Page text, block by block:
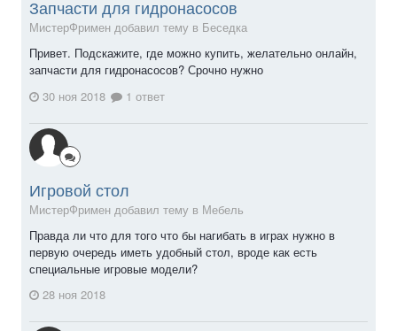
Запчасти для гидронасосов
МистерФримен добавил тему в Беседка
Привет. Подскажите, где можно купить, желательно онлайн,
запчасти для гидронасосов? Срочно нужно
30 ноя 2018
1 ответ
Игровой стол
МистерФримен добавил тему в Мебель
Правда ли что для того что бы нагибать в играх нужно в
первую очередь иметь удобный стол, вроде как есть
специальные игровые модели?
28 ноя 2018